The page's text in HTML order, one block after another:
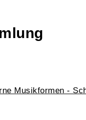
Musikformen -